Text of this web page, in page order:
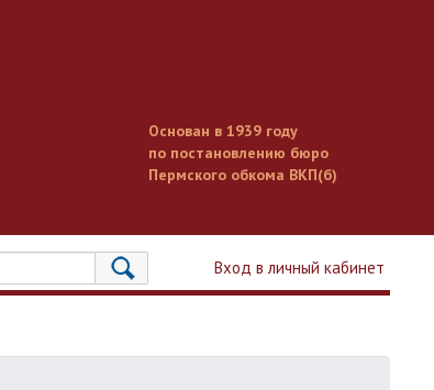
Основан в 1939 году
по постановлению бюро
Пермского обкома ВКП(б)
Вход в личный кабинет